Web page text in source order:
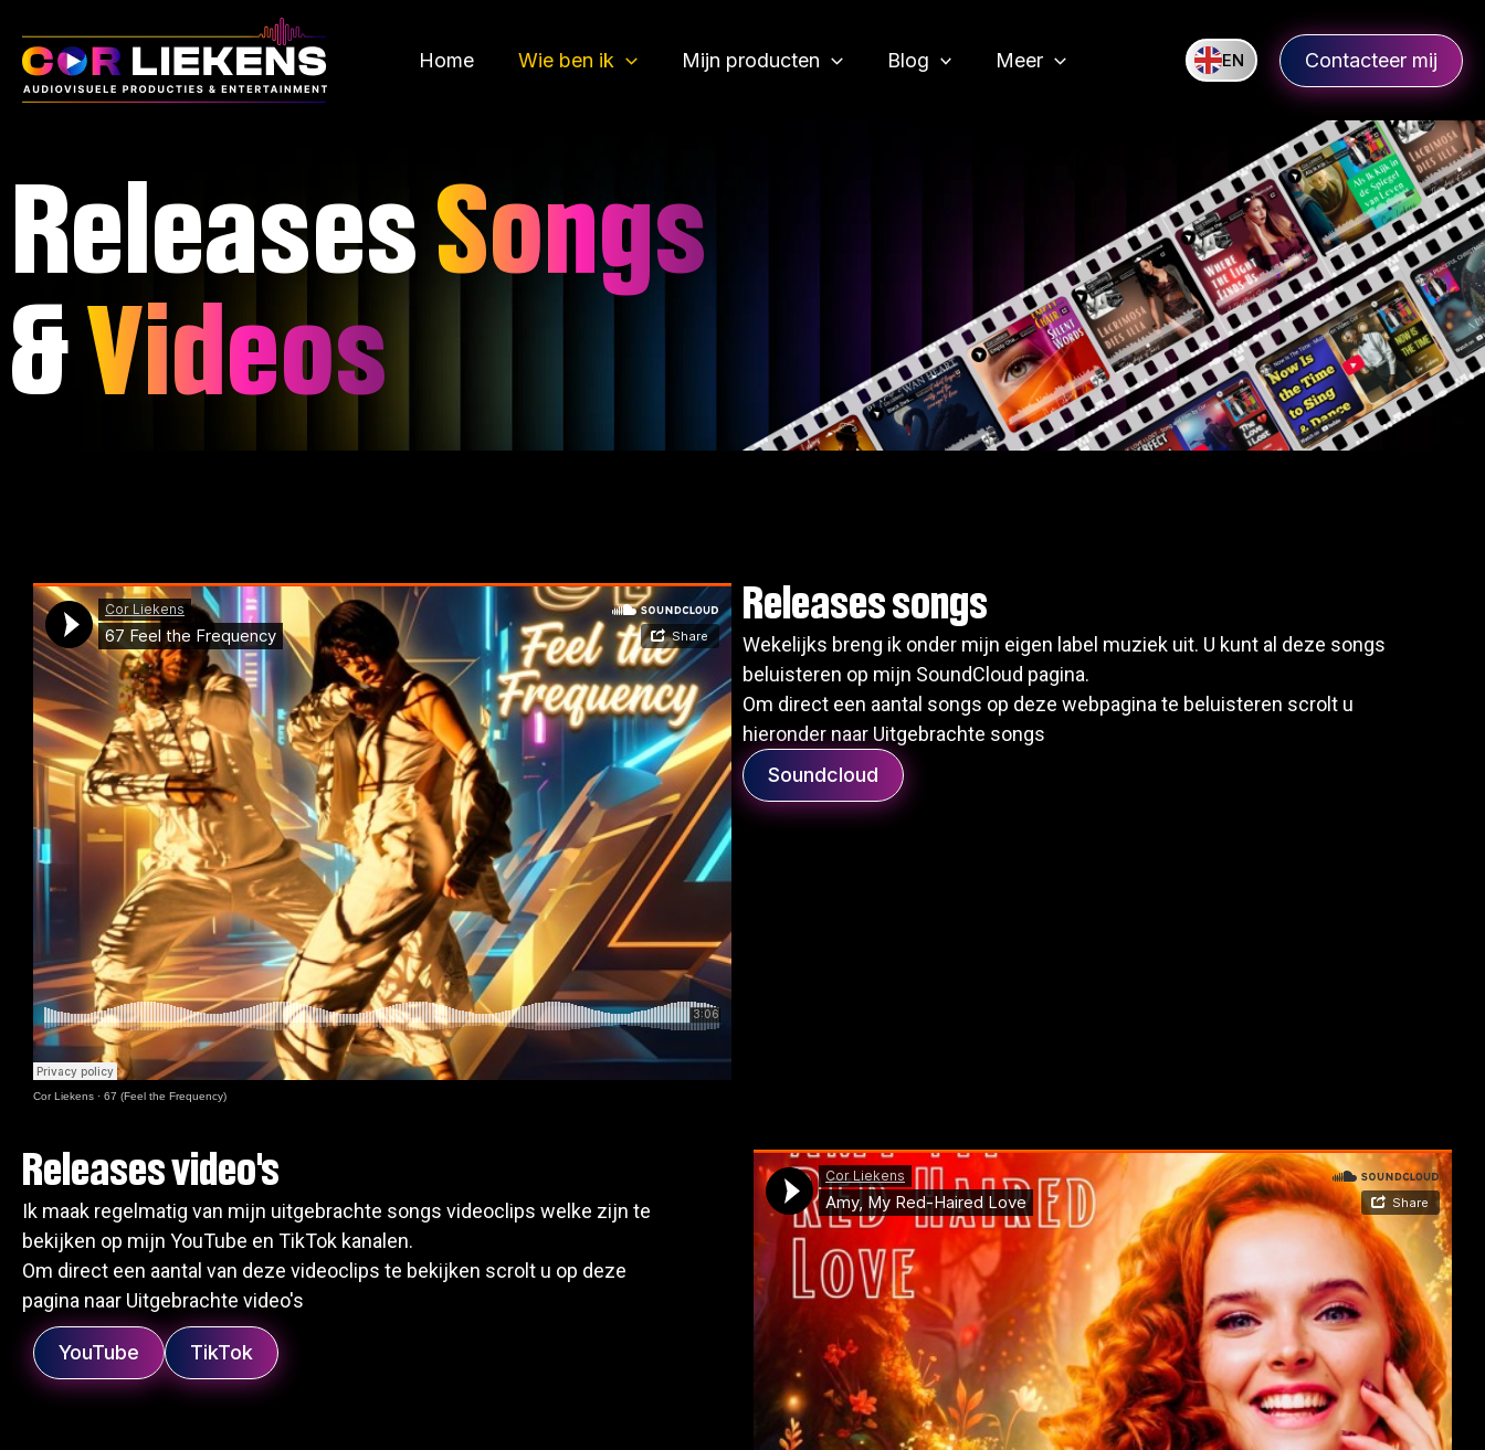
content
Home Wie ben ik Mijn producten Blog Meer EN Contacteer mij
ReleasesSongs
&Videos
Cor Liekens · 67 (Feel the Frequency)
Releases songs
Wekelijks breng ik onder mijn eigen label muziek uit. U kunt al deze songs
beluisteren op mijn SoundCloud pagina.
Om direct een aantal songs op deze webpagina te beluisteren scrolt u
hieronder naar Uitgebrachte songs
Soundcloud
Releases video's
Ik maak regelmatig van mijn uitgebrachte songs videoclips welke zijn te
bekijken op mijn YouTube en TikTok kanalen.
Om direct een aantal van deze videoclips te bekijken scrolt u op deze
pagina naar Uitgebrachte video's
YouTube TikTok